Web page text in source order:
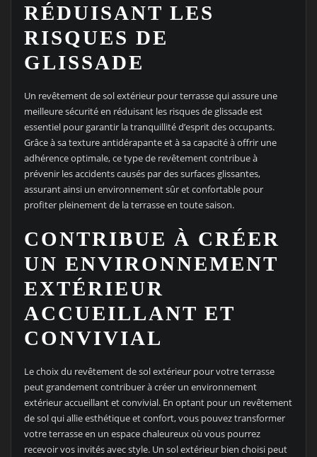
RÉDUISANT LES
RISQUES DE
GLISSADE
Un revêtement de sol extérieur pour terrasse qui assure une
meilleure sécurité en réduisant les risques de glissade est
essentiel pour garantir la tranquillité d’esprit des occupants.
Grâce à sa texture antidérapante et à sa capacité à offrir une
adhérence optimale, ce type de revêtement contribue à
prévenir les accidents causés par des surfaces glissantes,
assurant ainsi un environnement sûr et confortable pour
profiter pleinement de la terrasse en toute saison.
CONTRIBUE À CRÉER
UN ENVIRONNEMENT
EXTÉRIEUR
ACCUEILLANT ET
CONVIVIAL
Le choix du revêtement de sol extérieur pour votre terrasse
peut grandement contribuer à créer un environnement
extérieur accueillant et convivial. En optant pour un revêtement
de sol qui allie esthétique et confort, vous pouvez transformer
votre terrasse en un espace chaleureux où vous pourrez
recevoir vos invités avec style. Un sol extérieur bien choisi peut